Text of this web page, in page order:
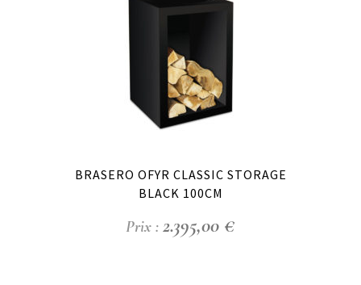
BRASERO OFYR CLASSIC STORAGE
BLACK 100CM
2.395,00 €